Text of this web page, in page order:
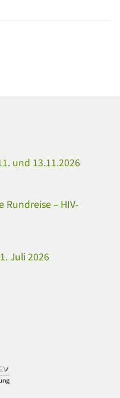
und 13.11.2026
Rundreise – HIV-
Juli 2026